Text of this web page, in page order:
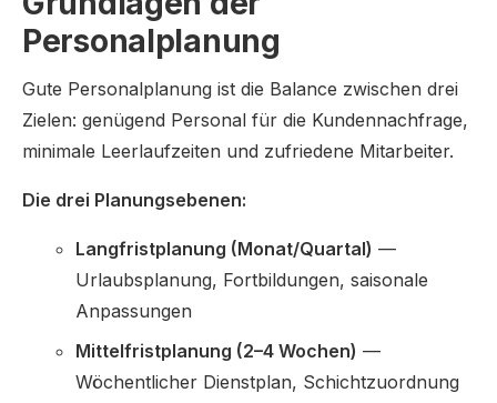
Personalplanung
Gute Personalplanung ist die Balance zwischen drei
Zielen: genügend Personal für die Kundennachfrage,
minimale Leerlaufzeiten und zufriedene Mitarbeiter.
Die drei Planungsebenen:
Langfristplanung (Monat/Quartal) —
Urlaubsplanung, Fortbildungen, saisonale
Anpassungen
Mittelfristplanung (2–4 Wochen) —
Wöchentlicher Dienstplan, Schichtzuordnung